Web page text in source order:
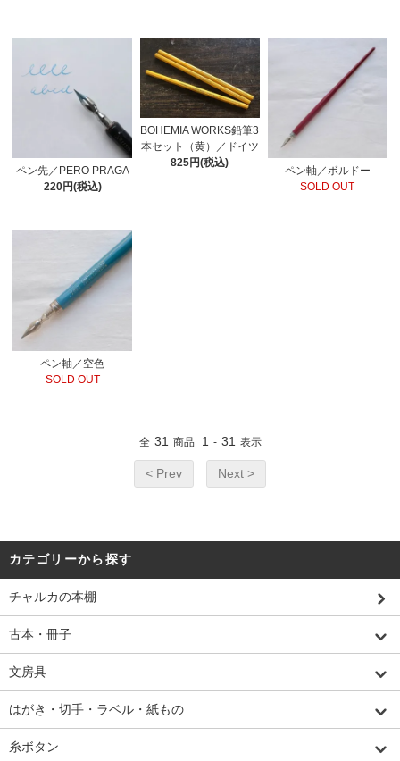
ペン先／PERO PRAGA
220円(税込)
BOHEMIA WORKS鉛筆3
本セット（黄）／ドイツ
825円(税込)
ペン軸／ボルドー
SOLD OUT
ペン軸／空色
SOLD OUT
全 31 商品 1 - 31 表示
< Prev Next >
カテゴリーから探す
チャルカの本棚
古本・冊子
文房具
はがき・切手・ラベル・紙もの
糸ボタン